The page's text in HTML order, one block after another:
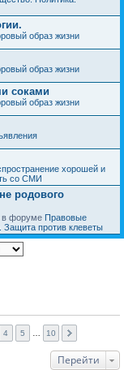
образ жизни
образ жизни
соками
образ жизни
хорошей и
со СМИ
родового
в форуме Правовые
против клеветы
4 5 10
Перейти